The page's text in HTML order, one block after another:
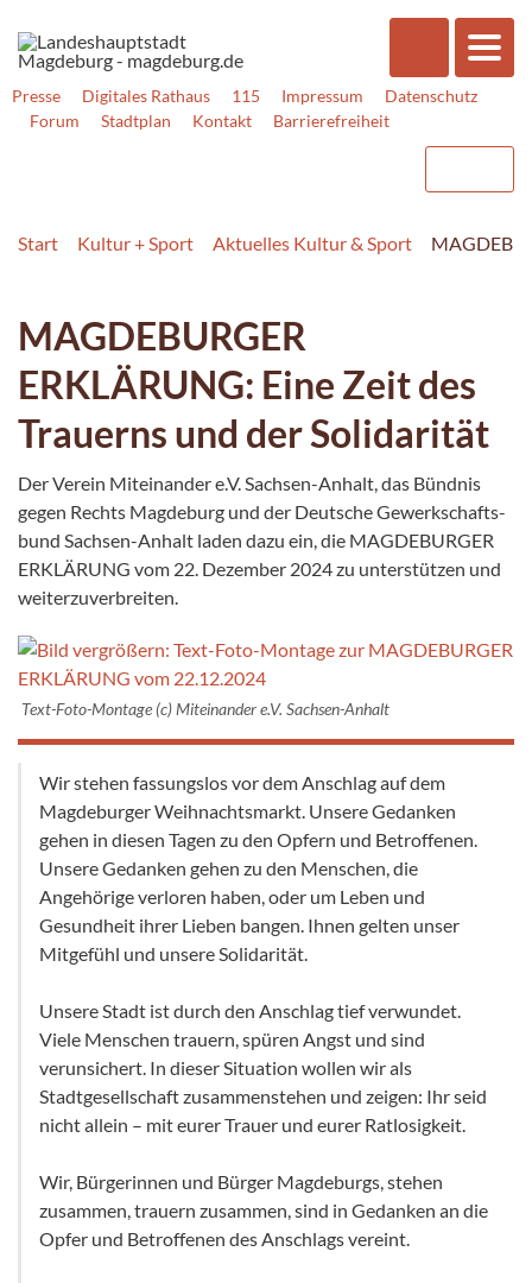
Presse Digitales Rathaus 115 Impressum
Datenschutz
Forum
Stadtplan Kontakt Barrierefreiheit
Start Kultur + Sport Aktuelles Kultur & Sport
MAGDEBURGER
ERKLÄRUNG: Eine Zeit des
Trauerns und der Solidarität
Der Verein Miteinander e.V. Sachsen-Anhalt, das Bündnis
gegen Rechts Magdeburg und der Deutsche Gewerk­schafts­
bund Sachsen-Anhalt laden dazu ein, die MAGDEBURGER
ERKLÄRUNG vom 22. Dezember 2024 zu unterstützen und
weiterzuverbreiten.
Text-Foto-Montage (c) Miteinander e.V. Sachsen-Anhalt
Wir stehen fassungslos vor dem Anschlag auf dem
Magdeburger Weihnachtsmarkt. Unsere Gedan­ken
gehen in die­sen Tagen zu den Opfern und Betroffenen.
Unsere Gedanken gehen zu den Men­schen, die
Angehörige verloren ha­ben, oder um Leben und
Gesundheit ihrer Lieben bangen. Ihnen gelten unser
Mitgefühl und unsere Solidarität.
Unsere Stadt ist durch den Anschlag tief verwundet.
Viele Menschen trauern, spüren Angst und sind
verunsichert. In dieser Situation wollen wir als
Stadtgesellschaft zusammenstehen und zeigen: Ihr seid
nicht allein – mit eurer Trauer und eurer Ratlosigkeit.
Wir, Bürgerinnen und Bürger Magdeburgs, stehen
zusammen, trauern zusammen, sind in Gedanken an die
Opfer und Betroffenen des Anschlags vereint.